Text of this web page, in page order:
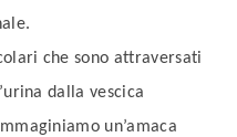
che sono attraversati
dalla vescica
un’amaca